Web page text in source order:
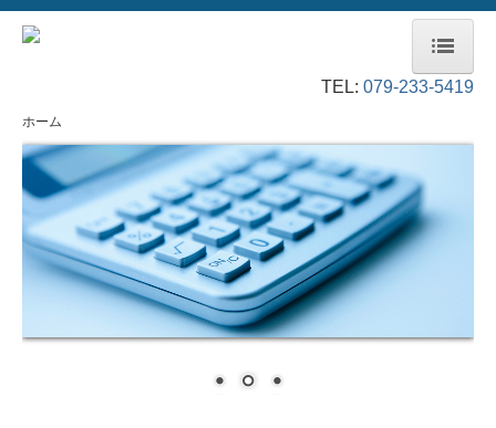
会社概要
事業内容
採用情報
お問合せ
TEL: 079-233-5419
ホーム